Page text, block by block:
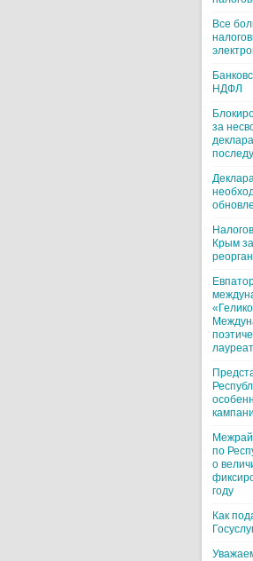
Все
НДФЛ
за
Крым
по
о
году
Как